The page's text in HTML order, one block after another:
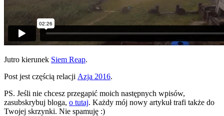
Jutro kierunek Siem Reap.
Post jest częścią relacji Azja 2016.
PS. Jeśli nie chcesz przegapić moich następnych wpisów,
zasubskrybuj bloga, o tutaj. Każdy mój nowy artykuł trafi także do
Twojej skrzynki. Nie spamuję :)